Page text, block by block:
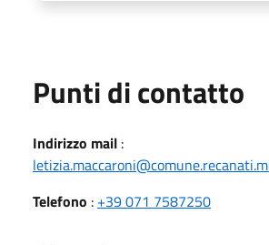
Punti di contatto
Indirizzo mail :
Telefono : +39 071 7587250